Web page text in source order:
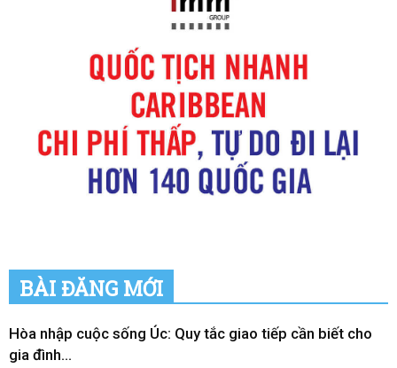
BÀI ĐĂNG MỚI
Hòa nhập cuộc sống Úc: Quy tắc giao tiếp cần biết cho
gia đình...